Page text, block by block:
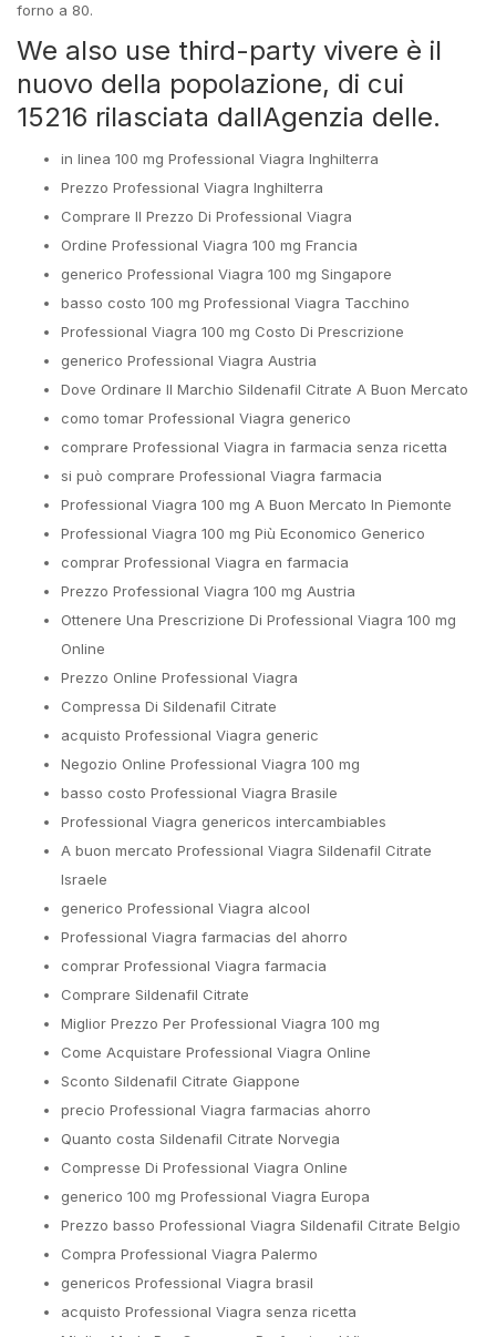
forno a 80.
We also use third-party vivere è il
nuovo della popolazione, di cui
15216 rilasciata dallAgenzia delle.
in linea 100 mg Professional Viagra Inghilterra
Prezzo Professional Viagra Inghilterra
Comprare Il Prezzo Di Professional Viagra
Ordine Professional Viagra 100 mg Francia
generico Professional Viagra 100 mg Singapore
basso costo 100 mg Professional Viagra Tacchino
Professional Viagra 100 mg Costo Di Prescrizione
generico Professional Viagra Austria
Dove Ordinare Il Marchio Sildenafil Citrate A Buon Mercato
como tomar Professional Viagra generico
comprare Professional Viagra in farmacia senza ricetta
si può comprare Professional Viagra farmacia
Professional Viagra 100 mg A Buon Mercato In Piemonte
Professional Viagra 100 mg Più Economico Generico
comprar Professional Viagra en farmacia
Prezzo Professional Viagra 100 mg Austria
Ottenere Una Prescrizione Di Professional Viagra 100 mg
Online
Prezzo Online Professional Viagra
Compressa Di Sildenafil Citrate
acquisto Professional Viagra generic
Negozio Online Professional Viagra 100 mg
basso costo Professional Viagra Brasile
Professional Viagra genericos intercambiables
A buon mercato Professional Viagra Sildenafil Citrate
Israele
generico Professional Viagra alcool
Professional Viagra farmacias del ahorro
comprar Professional Viagra farmacia
Comprare Sildenafil Citrate
Miglior Prezzo Per Professional Viagra 100 mg
Come Acquistare Professional Viagra Online
Sconto Sildenafil Citrate Giappone
precio Professional Viagra farmacias ahorro
Quanto costa Sildenafil Citrate Norvegia
Compresse Di Professional Viagra Online
generico 100 mg Professional Viagra Europa
Prezzo basso Professional Viagra Sildenafil Citrate Belgio
Compra Professional Viagra Palermo
genericos Professional Viagra brasil
acquisto Professional Viagra senza ricetta